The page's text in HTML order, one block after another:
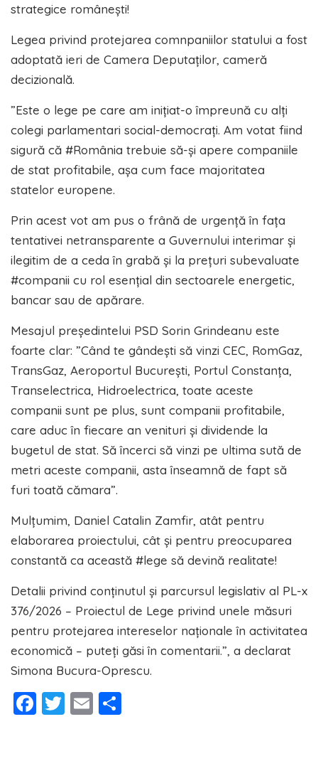
strategice românești!
Legea privind protejarea comnpaniilor statului a fost
adoptată ieri de Camera Deputaților, cameră
decizională.
”Este o lege pe care am inițiat-o împreună cu alți
colegi parlamentari social-democrați. Am votat fiind
sigură că #România trebuie să-și apere companiile
de stat profitabile, așa cum face majoritatea
statelor europene.
Prin acest vot am pus o frână de urgență în fața
tentativei netransparente a Guvernului interimar și
ilegitim de a ceda în grabă și la prețuri subevaluate
#companii cu rol esențial din sectoarele energetic,
bancar sau de apărare.
Mesajul președintelui PSD Sorin Grindeanu este
foarte clar: ”Când te gândești să vinzi CEC, RomGaz,
TransGaz, Aeroportul București, Portul Constanța,
Transelectrica, Hidroelectrica, toate aceste
companii sunt pe plus, sunt companii profitabile,
care aduc în fiecare an venituri și dividende la
bugetul de stat. Să încerci să vinzi pe ultima sută de
metri aceste companii, asta înseamnă de fapt să
furi toată cămara”.
Mulțumim, Daniel Catalin Zamfir, atât pentru
elaborarea proiectului, cât și pentru preocuparea
constantă ca această #lege să devină realitate!
Detalii privind conținutul și parcursul legislativ al PL-x
376/2026 – Proiectul de Lege privind unele măsuri
pentru protejarea intereselor naţionale în activitatea
economică – puteți găsi în comentarii.”, a declarat
Simona Bucura-Oprescu.
Facebook
Twitter
Email